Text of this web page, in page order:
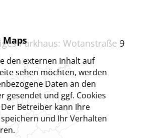
Parkhaus: Wotanstraße 9
Maps
den externen Inhalt auf
sehen möchten, werden
Daten an den
gesendet und ggf. Cookies
Betreiber kann Ihre
und Ihr Verhalten